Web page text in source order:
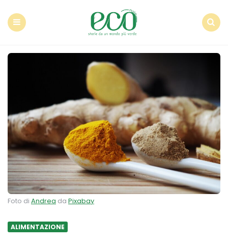
Foto di Andrea da Pixabay
ALIMENTAZIONE